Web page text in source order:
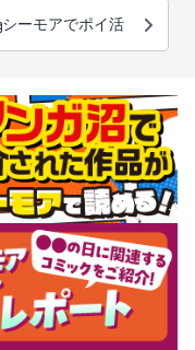
シーモアでポイ活